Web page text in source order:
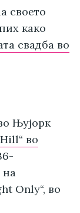
своето
како
свадба во
Њујорк
во
на
Only“, во